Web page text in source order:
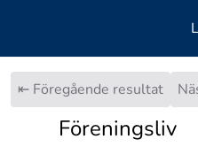
⇤ Föregående resultat
Föreningsliv